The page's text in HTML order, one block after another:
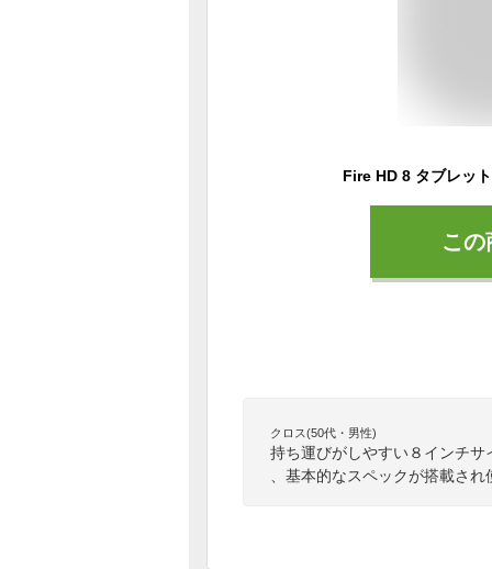
こ
クロス(50代・男性)
持ち運びがしやすい８インチ
、基本的なスペックが搭載さ